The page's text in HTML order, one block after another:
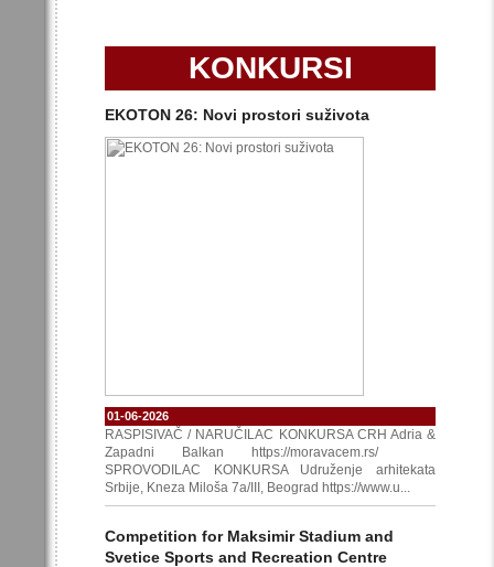
KONKURSI
EKOTON 26: Novi prostori suživota
01-06-2026
RASPISIVAČ / NARUČILAC KONKURSA CRH Adria &
Zapadni Balkan https://moravacem.rs/
SPROVODILAC KONKURSA Udruženje arhitekata
Srbije, Kneza Miloša 7a/III, Beograd https://www.u...
Competition for Maksimir Stadium and
Svetice Sports and Recreation Centre